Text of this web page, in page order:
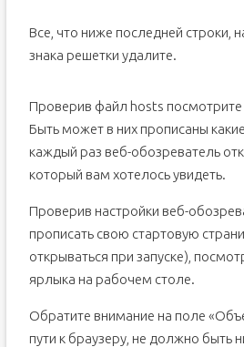
Все, что ниже последней строки,
знака решетки удалите.
Проверив файл hosts посмотрите
Быть может в них прописаны
каждый раз веб-обозреватель
который вам хотелось увидеть.
Проверив настройки веб-
прописать свою стартовую
открываться при запуске),
ярлыка на рабочем столе.
Обратите внимание на поле
пути к браузеру, не должно быть